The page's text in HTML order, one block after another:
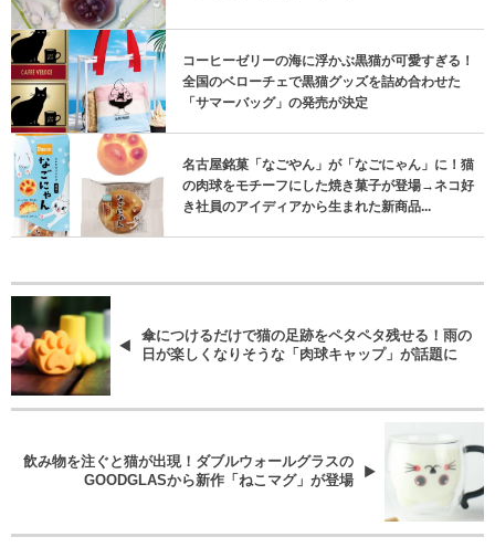
コーヒーゼリーの海に浮かぶ黒猫が可愛すぎる！
全国のベローチェで黒猫グッズを詰め合わせた
「サマーバッグ」の発売が決定
名古屋銘菓「なごやん」が「なごにゃん」に！猫
の肉球をモチーフにした焼き菓子が登場→ネコ好
き社員のアイディアから生まれた新商品...
傘につけるだけで猫の足跡をペタペタ残せる！雨の
日が楽しくなりそうな「肉球キャップ」が話題に
飲み物を注ぐと猫が出現！ダブルウォールグラスの
GOODGLASから新作「ねこマグ」が登場